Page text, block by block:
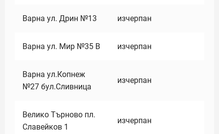
Варна ул. Дрин №13 изчерпан
Варна ул. Мир №35 В изчерпан
Варна ул.Копнеж
№27 бул.Сливница
изчерпан
Велико Търново пл.
Славейков 1
изчерпан